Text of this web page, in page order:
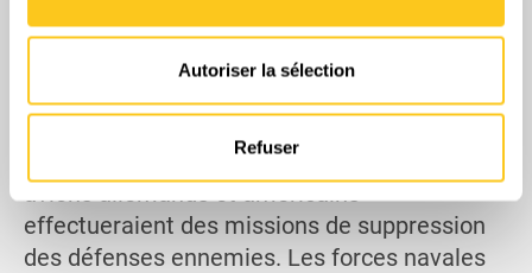
Les cookies nous permettent de personnaliser le contenu
médias sociaux et d'analyser notre trafic. Nous
partageons également des informations sur l'utilisation de
notre site avec nos partenaires de médias sociaux, de
ou qu'ils ont collectées lors de votre utilisation de leurs
services.
Autoriser la sélection
Refuser
lanceurs Iskander, nœuds de défense
aérienne et centres de commandement de la
flotte de la Baltique. Les batteries HIMARS en
les sites fixes de missiles, tandis que les
avions allemands et américains
effectueraient des missions de suppression
des défenses ennemies. Les forces navales